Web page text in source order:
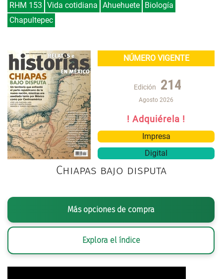
RHM 153 Vida cotidiana Ahuehuete Biología
Chapultepec
NÚMERO VIGENTE
Edición 214
Agosto 2026
! Adquiérela !
Impresa
Digital
Chiapas bajo disputa
Más opciones de compra
Explora el índice